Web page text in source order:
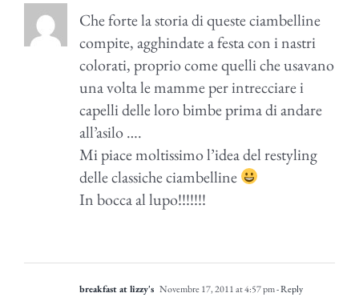
Che forte la storia di queste ciambelline
compite, agghindate a festa con i nastri
colorati, proprio come quelli che usavano
una volta le mamme per intrecciare i
capelli delle loro bimbe prima di andare
all’asilo ….
Mi piace moltissimo l’idea del restyling
delle classiche ciambelline
In bocca al lupo!!!!!!!
breakfast at lizzy's Novembre 17, 2011 at 4:57 pm- Reply